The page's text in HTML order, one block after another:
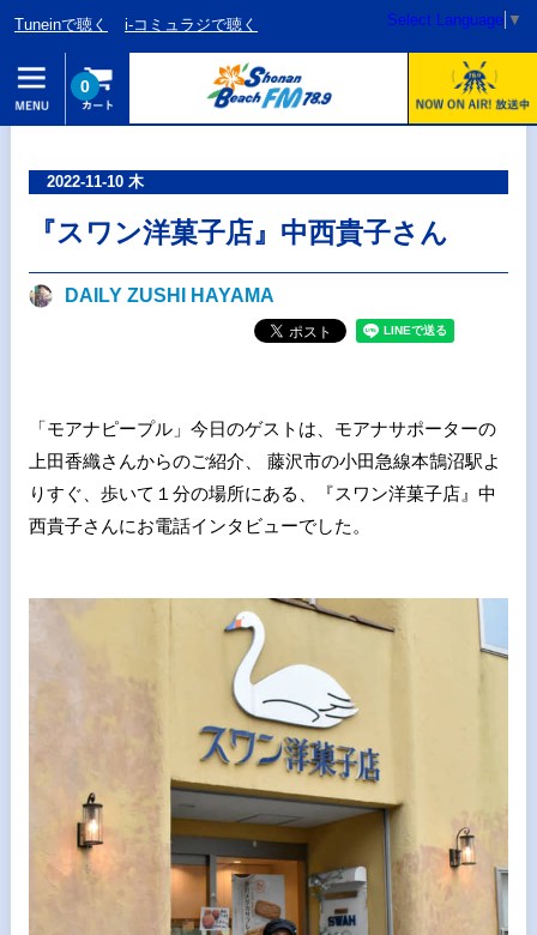
Tuneinで聴く i-コミュラジで聴く Select Language ▼
0
2022-11-10 木
『スワン洋菓子店』中西貴子さん
DAILY ZUSHI HAYAMA
「モアナピープル」今日のゲストは、モアナサポーターの
上田香織さんからのご紹介、 藤沢市の小田急線本鵠沼駅よ
りすぐ、歩いて１分の場所にある、『スワン洋菓子店』中
西貴子さんにお電話インタビューでした。